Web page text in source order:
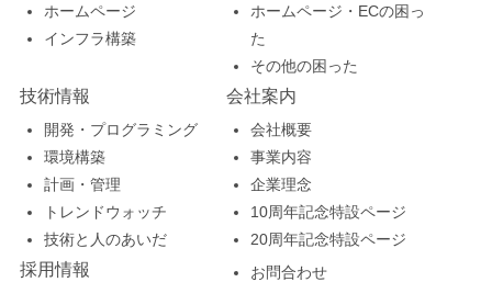
ホームページ
インフラ構築
ホームページ・ECの困っ
た
その他の困った
技術情報
開発・プログラミング
環境構築
計画・管理
トレンドウォッチ
技術と人のあいだ
会社案内
会社概要
事業内容
企業理念
10周年記念特設ページ
20周年記念特設ページ
採用情報
お問合わせ